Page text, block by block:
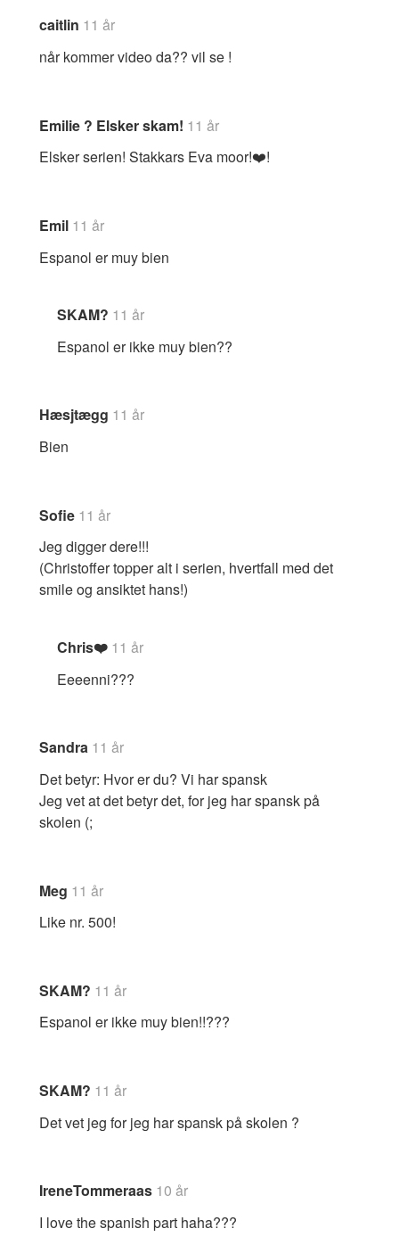
caitlin 11 år
når kommer video da?? vil se !
Emilie ? Elsker skam! 11 år
Elsker serien! Stakkars Eva moor!❤️!
Emil 11 år
Espanol er muy bien
SKAM? 11 år
Espanol er ikke muy bien??
Hæsjtægg 11 år
Bien
Sofie 11 år
Jeg digger dere!!!
(Christoffer topper alt i serien, hvertfall med det
smile og ansiktet hans!)
Chris❤️ 11 år
Eeeenni???
Sandra 11 år
Det betyr: Hvor er du? Vi har spansk
Jeg vet at det betyr det, for jeg har spansk på
skolen (;
Meg 11 år
Like nr. 500!
SKAM? 11 år
Espanol er ikke muy bien!!???
SKAM? 11 år
Det vet jeg for jeg har spansk på skolen ?
IreneTommeraas 10 år
I love the spanish part haha???